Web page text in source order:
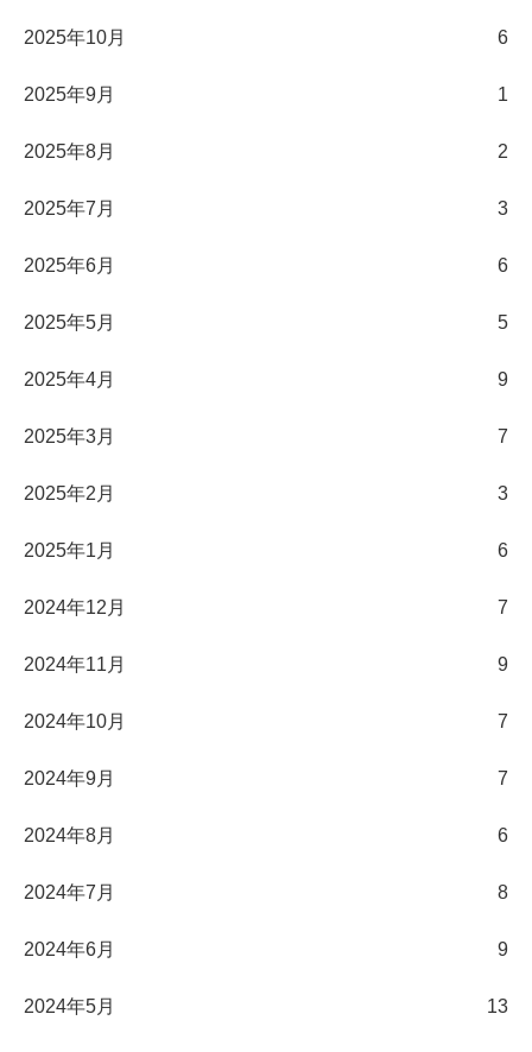
2025年10月 6
2025年9月 1
2025年8月 2
2025年7月 3
2025年6月 6
2025年5月 5
2025年4月 9
2025年3月 7
2025年2月 3
2025年1月 6
2024年12月 7
2024年11月 9
2024年10月 7
2024年9月 7
2024年8月 6
2024年7月 8
2024年6月 9
2024年5月 13